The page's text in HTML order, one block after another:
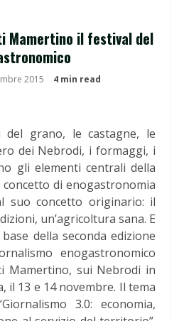
Mamertino il festival del
2015 4 min read
grano, le castagne, le
dei Nebrodi, i formaggi, i
gli elementi centrali della
concetto di enogastronomia
suo concetto originario: il
un’agricoltura sana. E
della seconda edizione
enogastronomico
Mamertino, sui Nebrodi in
il 13 e 14 novembre. Il tema
3.0: economia,